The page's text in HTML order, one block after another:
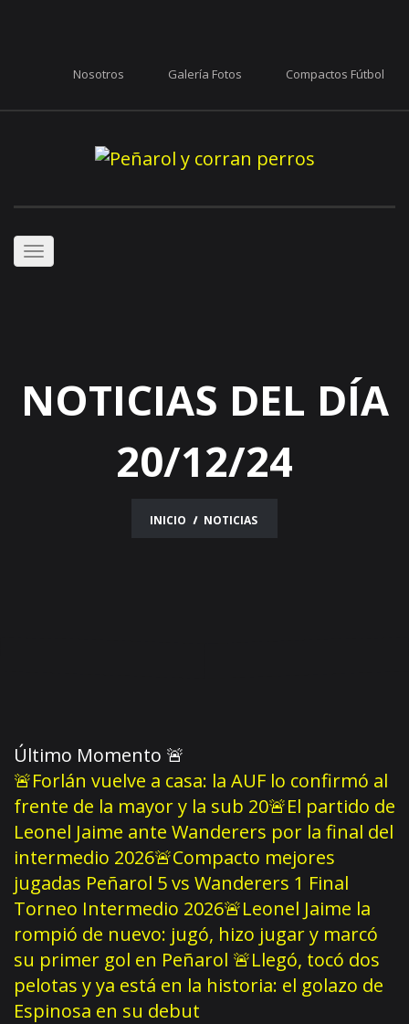
Nosotros Galería Fotos Compactos Fútbol
Toggle
NOTICIAS DEL DÍA
20/12/24
INICIO NOTICIAS
Último Momento 🚨
🚨Forlán vuelve a casa: la AUF lo confirmó al
frente de la mayor y la sub 20🚨El partido de
Leonel Jaime ante Wanderers por la final del
intermedio 2026🚨Compacto mejores
jugadas Peñarol 5 vs Wanderers 1 Final
Torneo Intermedio 2026🚨Leonel Jaime la
rompió de nuevo: jugó, hizo jugar y marcó
su primer gol en Peñarol 🚨Llegó, tocó dos
pelotas y ya está en la historia: el golazo de
Espinosa en su debut